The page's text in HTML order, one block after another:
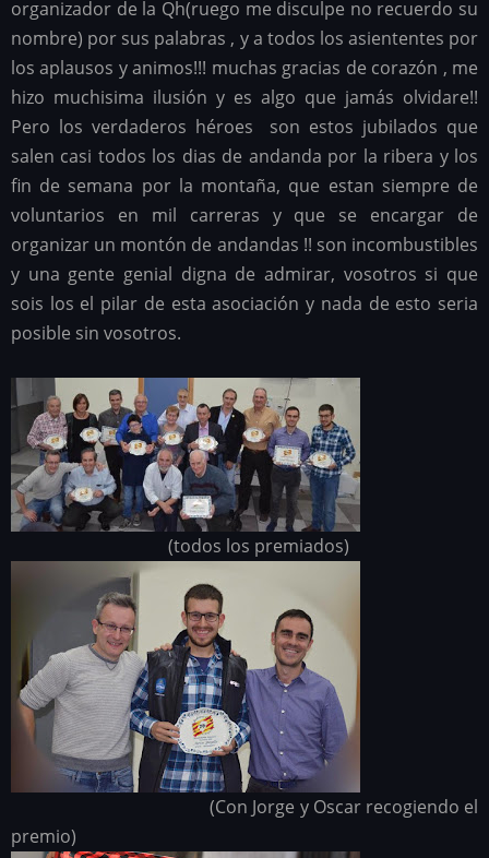
organizador de la Qh(ruego me disculpe no recuerdo su
nombre) por sus palabras , y a todos los asiententes por
los aplausos y animos!!! muchas gracias de corazón , me
hizo muchisima ilusión y es algo que jamás olvidare!!
Pero los verdaderos héroes son estos jubilados que
salen casi todos los dias de andanda por la ribera y los
fin de semana por la montaña, que estan siempre de
voluntarios en mil carreras y que se encargar de
organizar un montón de andandas !! son incombustibles
y una gente genial digna de admirar, vosotros si que
sois los el pilar de esta asociación y nada de esto seria
posible sin vosotros.
(todos los premiados)
(Con Jorge y Oscar recogiendo el
premio)